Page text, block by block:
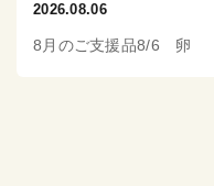
2026.08.06
8月のご支援品8/6 卵